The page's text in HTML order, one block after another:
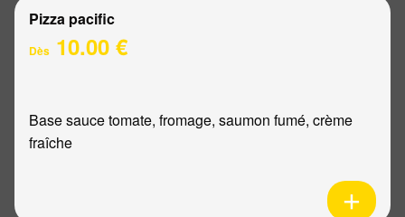
Pizza pacific
Dès 10.00 €
Base sauce tomate, fromage, saumon fumé, crème
fraîche